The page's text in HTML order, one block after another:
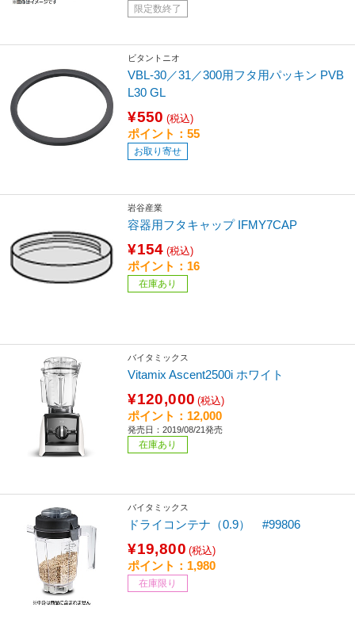
限定数終了
ビタントニオ
VBL-30／31／300用フタ用パッキン PVB
L30 GL
¥550 (税込)
ポイント：55
お取り寄せ
岩谷産業
容器用フタキャップ IFMY7CAP
¥154 (税込)
ポイント：16
在庫あり
バイタミックス
Vitamix Ascent2500i ホワイト
¥120,000 (税込)
ポイント：12,000
発売日：2019/08/21発売
在庫あり
バイタミックス
ドライコンテナ（0.9） #99806
¥19,800 (税込)
ポイント：1,980
在庫限り